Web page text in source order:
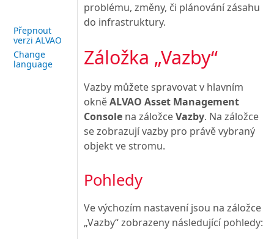
Přepnout
verzi ALVAO
Change
language
problému, změny, či plánování zásahu
do infrastruktury.
Záložka „Vazby“
Vazby můžete spravovat v hlavním
okněALVAO Asset Management
Console na záložceVazby. Na záložce
se zobrazují vazby pro právě vybraný
objekt ve stromu.
Pohledy
Ve výchozím nastavení jsou na záložce
„Vazby“ zobrazeny následující pohledy: